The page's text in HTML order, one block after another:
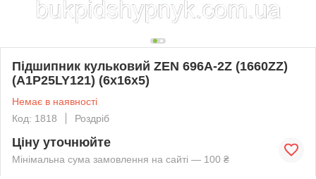
Підшипник кульковий ZEN 696A-2Z (1660ZZ)
(A1P25LY121) (6x16x5)
Немає в наявності
Код: 1818
Роздріб
Ціну уточнюйте
Мінімальна сума замовлення на сайті — 100 ₴